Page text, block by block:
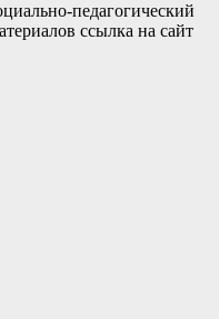
педагогический
ссылка на сайт